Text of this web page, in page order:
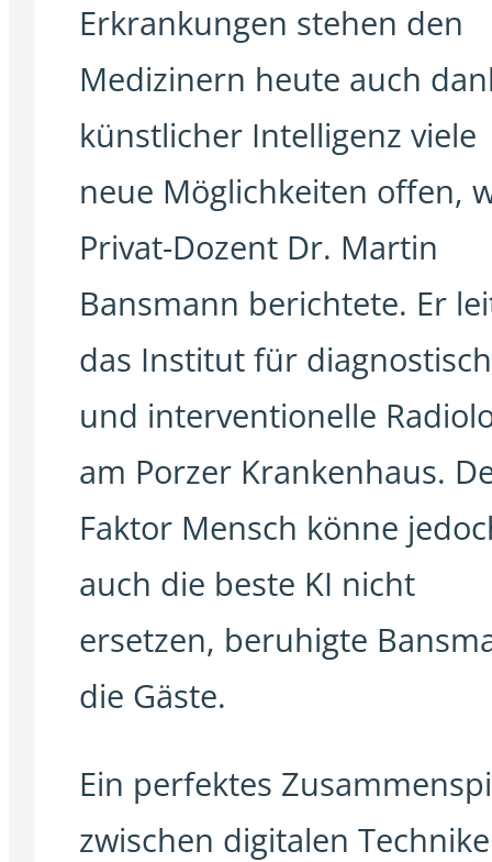
Erkrankungen stehen den
Medizinern heute auch
künstlicher Intelligenz viele
neue Möglichkeiten offen,
Privat-Dozent Dr. Martin
Bansmann berichtete. Er
das Institut für
und interventionelle
am Porzer Krankenhaus.
Faktor Mensch könne
auch die beste KI nicht
ersetzen, beruhigte
die Gäste.
Ein perfektes
zwischen digitalen